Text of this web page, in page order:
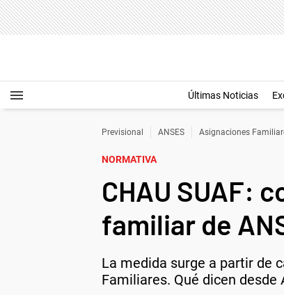
Últimas Noticias
Previsional ANSES Asignaciones
NORMATIVA
CHAU SUAF:
familiar de
La medida surge a partir de
Familiares. Qué dicen desde